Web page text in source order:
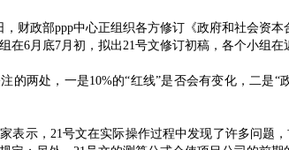
，财政部ppp中心正组织各方修订《政府和社会资
在6月底7月初，拟出21号文修订初稿，各个小组在
的两处，一是10%的“红线”是否会有变化，二是
表示， 21号文在实际操作过程中发现了许多问题